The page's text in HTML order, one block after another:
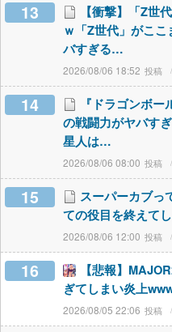
13
【衝撃】「Z世
ｗ「Z世代」がこ
バすぎる…
2026/08/06 18:52
14
『ドラゴンボ
の戦闘力がヤバす
星人は…
2026/08/06 08:00
15
スーパーカブっ
ての役目を終えて
2026/08/06 12:00
16
【悲報】
ぎてしまい炎上
2026/08/05 22:06